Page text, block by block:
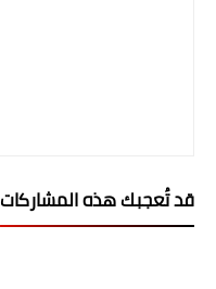
قد تُعجبك هذه المشاركات